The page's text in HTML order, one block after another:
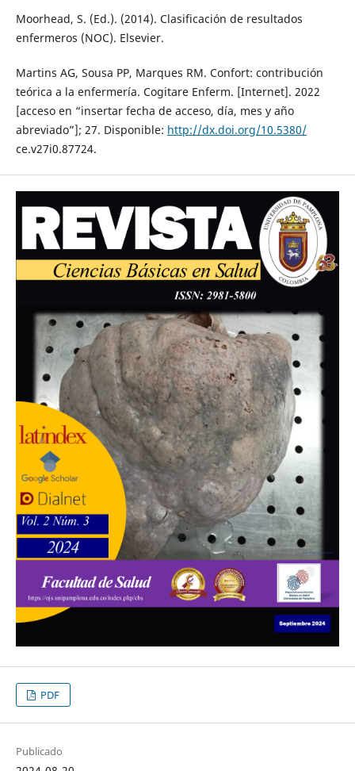
Moorhead, S. (Ed.). (2014). Clasificación de resultados
enfermeros (NOC). Elsevier.
Martins AG, Sousa PP, Marques RM. Confort: contribución
teórica a la enfermería. Cogitare Enferm. [Internet]. 2022
[acceso en “insertar fecha de acceso, día, mes y año
abreviado”]; 27. Disponible: http://dx.doi.org/10.5380/
ce.v27i0.87724.
PDF
Publicado